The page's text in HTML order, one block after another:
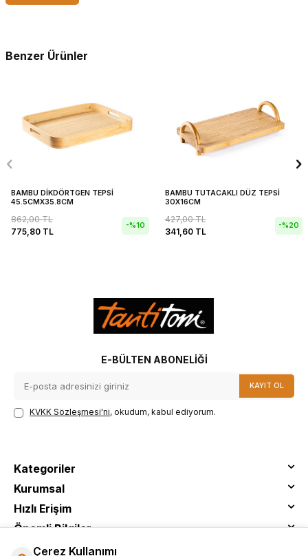
Benzer Ürünler
BAMBU DİKDÖRTGEN TEPSİ
45.5CMX35.8CM
862,00TL
775,80 TL
-%10
BAMBU TUTACAKLI DÜZ TEPSİ
30X16CM
427,00TL
341,60TL
-%20
E-BÜLTEN ABONELIĞI
KAYIT OL
KVKK Sözleşmesi'ni, okudum, kabul ediyorum.
Kategoriler
Kurumsal
Hızlı Erişim
Önemli Bilgiler
Çerez Kullanımı